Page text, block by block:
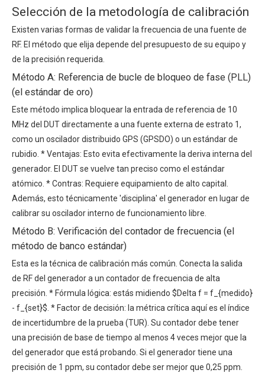
Selección de la metodología de calibración
Existen varias formas de validar la frecuencia de una fuente de
RF. El método que elija depende del presupuesto de su equipo y
de la precisión requerida.
Método A: Referencia de bucle de bloqueo de fase (PLL)
(el estándar de oro)
Este método implica bloquear la entrada de referencia de 10
MHz del DUT directamente a una fuente externa de estrato 1,
como un oscilador distribuido GPS (GPSDO) o un estándar de
rubidio. * Ventajas: Esto evita efectivamente la deriva interna del
generador. El DUT se vuelve tan preciso como el estándar
atómico. * Contras: Requiere equipamiento de alto capital.
Además, esto técnicamente 'disciplina' el generador en lugar de
calibrar su oscilador interno de funcionamiento libre.
Método B: Verificación del contador de frecuencia (el
método de banco estándar)
Esta es la técnica de calibración más común. Conecta la salida
de RF del generador a un contador de frecuencia de alta
precisión. * Fórmula lógica: estás midiendo $Delta f = f_{medido}
- f_{set}$. * Factor de decisión: la métrica crítica aquí es el índice
de incertidumbre de la prueba (TUR). Su contador debe tener
una precisión de base de tiempo al menos 4 veces mejor que la
del generador que está probando. Si el generador tiene una
precisión de 1 ppm, su contador debe ser mejor que 0,25 ppm.